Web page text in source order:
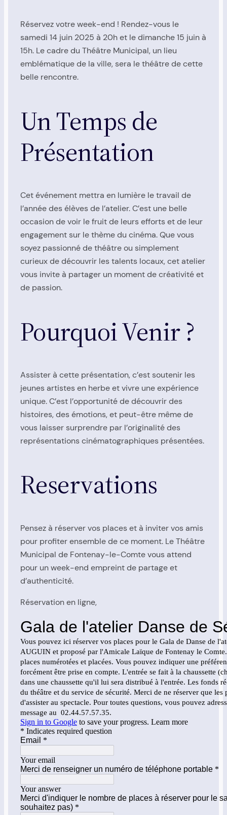
Réservez votre week-end ! Rendez-vous le
samedi 14 juin 2025 à 20h et le dimanche 15 juin à
15h. Le cadre du Théâtre Municipal, un lieu
emblématique de la ville, sera le théâtre de cette
belle rencontre.
Un Temps de
Présentation
Cet événement mettra en lumière le travail de
l’année des élèves de l’atelier. C’est une belle
occasion de voir le fruit de leurs efforts et de leur
engagement sur le thème du cinéma. Que vous
soyez passionné de théâtre ou simplement
curieux de découvrir les talents locaux, cet atelier
vous invite à partager un moment de créativité et
de passion.
Pourquoi Venir ?
Assister à cette présentation, c’est soutenir les
jeunes artistes en herbe et vivre une expérience
unique. C’est l’opportunité de découvrir des
histoires, des émotions, et peut-être même de
vous laisser surprendre par l’originalité des
représentations cinématographiques présentées.
Reservations
Pensez à réserver vos places et à inviter vos amis
pour profiter ensemble de ce moment. Le Théâtre
Municipal de Fontenay-le-Comte vous attend
pour un week-end empreint de partage et
d’authenticité.
Réservation en ligne,